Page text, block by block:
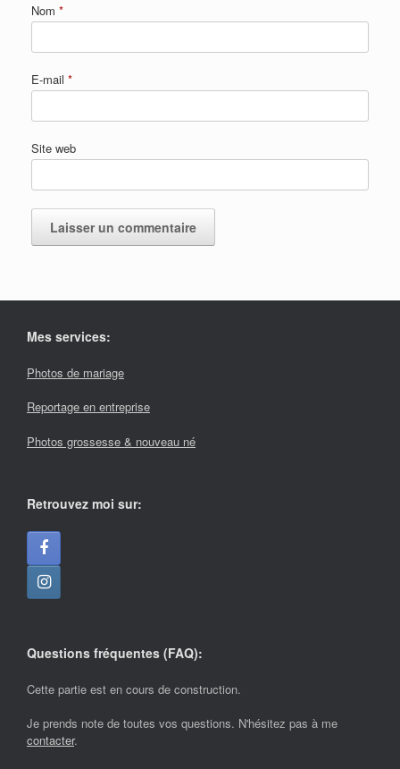
Nom *
E-mail *
Site web
Mes services:
Photos de mariage
Reportage en entreprise
Photos grossesse & nouveau né
Retrouvez moi sur:
Questions fréquentes (FAQ):
Cette partie est en cours de construction.
Je prends note de toutes vos questions. N'hésitez pas à me
contacter.